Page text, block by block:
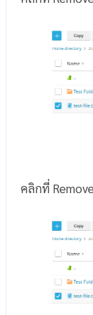
คลิกที่ Remove